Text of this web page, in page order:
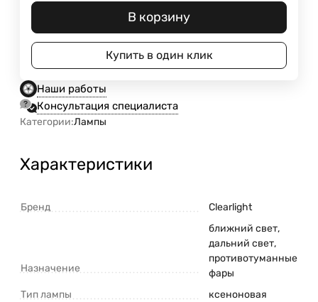
В корзину
Купить в один клик
Наши работы
Консультация специалиста
Категории:Лампы
Характеристики
Бренд Clearlight
Назначение
ближний свет,
дальний свет,
противотуманные
фары
Тип лампы
ксеноновая